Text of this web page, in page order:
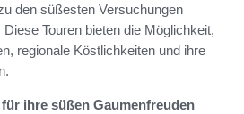
den süßesten Versuchungen
Touren bieten die Möglichkeit,
regionale Köstlichkeiten und ihre
ihre süßen Gaumenfreuden